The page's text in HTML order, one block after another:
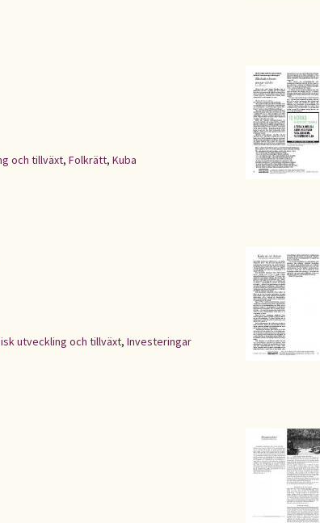
och tillväxt, Folkrätt, Kuba
utveckling och tillväxt, Investeringar